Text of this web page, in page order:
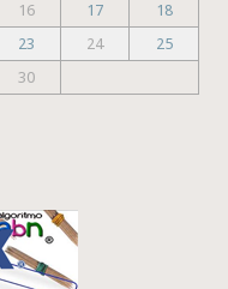
16 17
18
23 24
25
30